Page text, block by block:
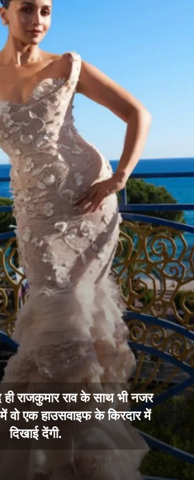
राजकुमार राव के साथ भी नजर
वो एक हाउसवाइफ के किरदार में
दिखाई देंगी.